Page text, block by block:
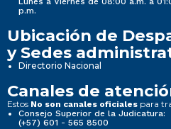
p.m.
Ubicación de
y Sedes
Directorio Nacional
Canales de
Estos No son canales oficiales para
Consejo Superior de la Judicatura:
(+57) 601 - 565 8500